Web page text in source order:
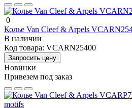
0
Колье Van Cleef & Arpels
В наличии
Код товара: VCARN25400
Запросить цену
Новинки
Привезем под заказ